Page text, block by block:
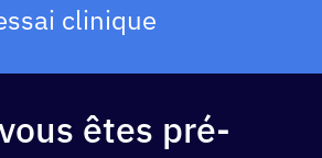
clinique
êtes pré-